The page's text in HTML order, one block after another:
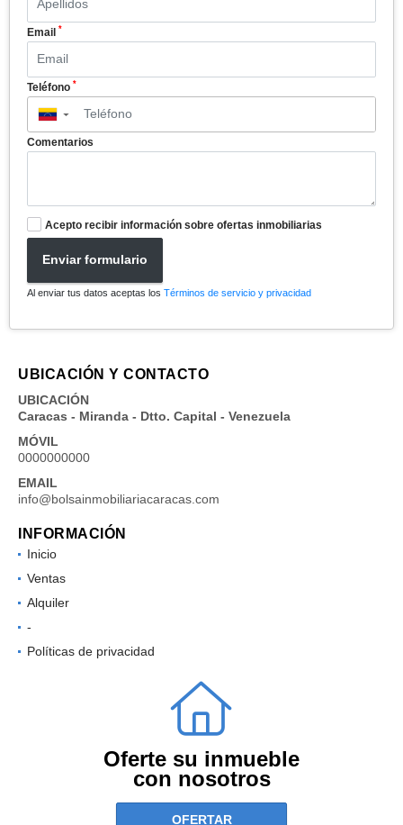
Email *
Teléfono *
▼
Comentarios
Acepto recibir información sobre ofertas inmobiliarias
Enviar formulario
Al enviar tus datos aceptas los Términos de servicio y privacidad
UBICACIÓN Y CONTACTO
UBICACIÓN
Caracas - Miranda - Dtto. Capital - Venezuela
MÓVIL
0000000000
EMAIL
info@bolsainmobiliariacaracas.com
INFORMACIÓN
Inicio
Ventas
Alquiler
-
Políticas de privacidad
Oferte su inmueble
con nosotros
OFERTAR